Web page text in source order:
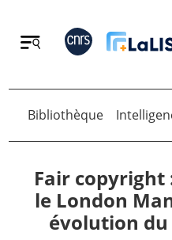
Retour
Accueil
Retour
Bibliothèque
Fair copyright
le London
évolution